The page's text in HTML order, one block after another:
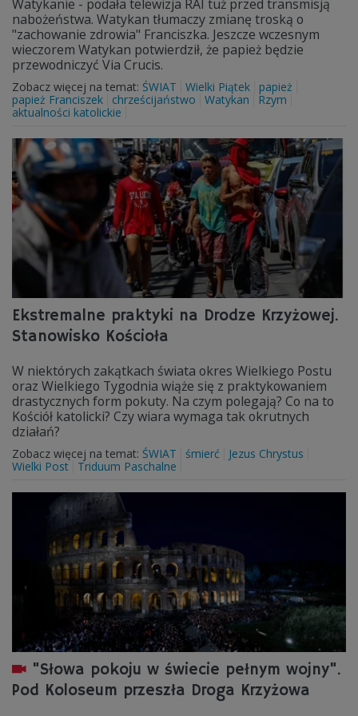
Watykanie - podała telewizja RAI tuż przed transmisją
nabożeństwa. Watykan tłumaczy zmianę troską o
"zachowanie zdrowia" Franciszka. Jeszcze wczesnym
wieczorem Watykan potwierdził, że papież będzie
przewodniczyć Via Crucis.
Zobacz więcej na temat: ŚWIAT Wielki Piątek
papież
papież Franciszek
chrześcijaństwo Watykan
Rzym
aktualności katolickie
Ekstremalne praktyki na Drodze Krzyżowej.
Stanowisko Kościoła
W niektórych zakątkach świata okres Wielkiego Postu
oraz Wielkiego Tygodnia wiąże się z praktykowaniem
drastycznych form pokuty. Na czym polegają? Co na to
Kościół katolicki? Czy wiara wymaga tak okrutnych
działań?
Zobacz więcej na temat: ŚWIAT śmierć
Jezus Chrystus
Wielki Post
Triduum Paschalne
"Słowa pokoju w świecie pełnym wojny".
Pod Koloseum przeszła Droga Krzyżowa